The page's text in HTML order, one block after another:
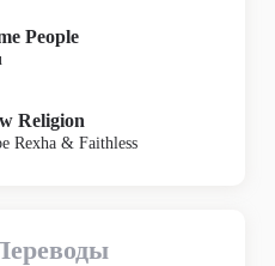
People
Religion
Rexha & Faithless